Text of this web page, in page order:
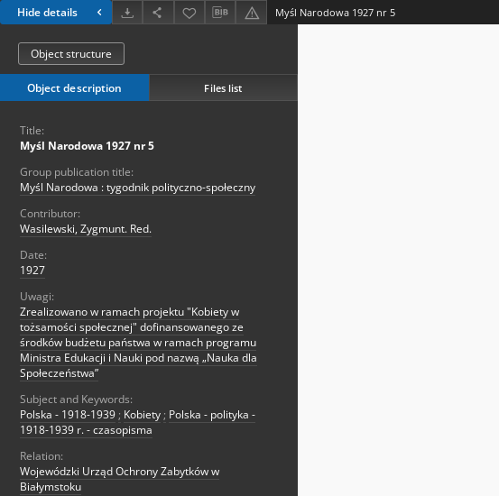
Hide details Myśl Narodowa 1927 nr 5
Object structure
Object description Files list
Title:
Myśl Narodowa 1927 nr 5
Group publication title:
Myśl Narodowa : tygodnik polityczno-społeczny
Contributor:
Wasilewski, Zygmunt. Red.
Date:
1927
Uwagi:
Zrealizowano w ramach projektu "Kobiety w
tożsamości społecznej" dofinansowanego ze
środków budżetu państwa w ramach programu
Ministra Edukacji i Nauki pod nazwą „Nauka dla
Społeczeństwa”
Subject and Keywords:
Polska - 1918-1939 ; Kobiety ; Polska - polityka -
1918-1939 r. - czasopisma
Relation:
Wojewódzki Urząd Ochrony Zabytków w
Białymstoku